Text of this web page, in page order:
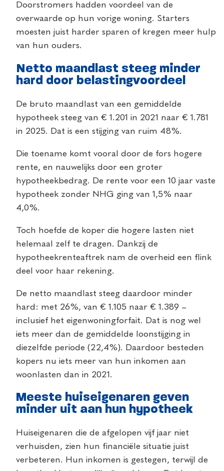
Doorstromers hadden voordeel van de
overwaarde op hun vorige woning. Starters
moesten juist harder sparen of kregen meer hulp
van hun ouders.
Netto maandlast steeg minder
hard door belastingvoordeel
De bruto maandlast van een gemiddelde
hypotheek steeg van € 1.201 in 2021 naar € 1.781
in 2025. Dat is een stijging van ruim 48%.
Die toename komt vooral door de fors hogere
rente, en nauwelijks door een groter
hypotheekbedrag. De rente voor een 10 jaar vaste
hypotheek zonder NHG ging van 1,5% naar
4,0%.
Toch hoefde de koper die hogere lasten niet
helemaal zelf te dragen. Dankzij de
hypotheekrenteaftrek nam de overheid een flink
deel voor haar rekening.
De netto maandlast steeg daardoor minder
hard: met 26%, van € 1.105 naar € 1.389 –
inclusief het eigenwoningforfait. Dat is nog wel
iets meer dan de gemiddelde loonstijging in
diezelfde periode (22,4%). Daardoor besteden
kopers nu iets meer van hun inkomen aan
woonlasten dan in 2021.
Meeste huiseigenaren geven
minder uit aan hun hypotheek
Huiseigenaren die de afgelopen vijf jaar niet
verhuisden, zien hun financiële situatie juist
verbeteren. Hun inkomen is gestegen, terwijl de